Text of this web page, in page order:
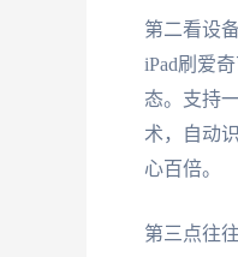
第二看设
iPad刷爱
态。支持
术，自动
心百倍。
第三点往